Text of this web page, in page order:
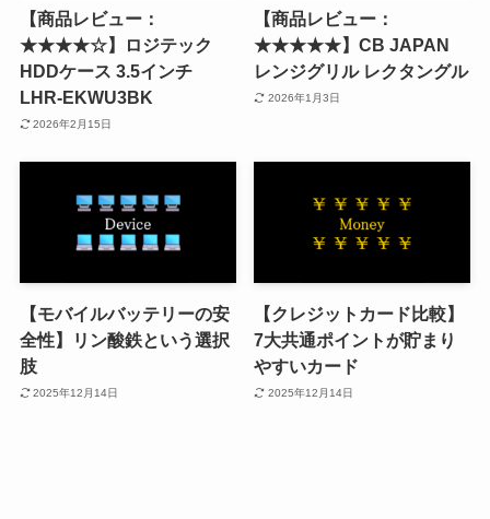
【商品レビュー：
★★★★☆】ロジテック
HDDケース 3.5インチ
LHR-EKWU3BK
2026年2月15日
【商品レビュー：
★★★★★】CB JAPAN
レンジグリル レクタングル
2026年1月3日
【モバイルバッテリーの安
全性】リン酸鉄という選択
肢
2025年12月14日
【クレジットカード比較】
7大共通ポイントが貯まり
やすいカード
2025年12月14日